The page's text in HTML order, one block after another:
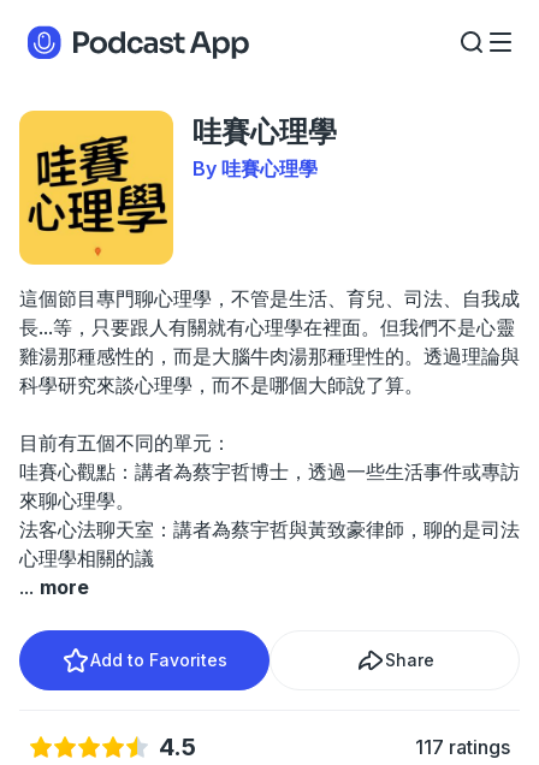
哇賽心理學
By 哇賽心理學
這個節目專門聊心理學，不管是生活、育兒、司法、自我成
長...等，只要跟人有關就有心理學在裡面。但我們不是心靈
雞湯那種感性的，而是大腦牛肉湯那種理性的。透過理論與
科學研究來談心理學，而不是哪個大師說了算。
目前有五個不同的單元：
哇賽心觀點：講者為蔡宇哲博士，透過一些生活事件或專訪
來聊心理學。
法客心法聊天室：講者為蔡宇哲與黃致豪律師，聊的是司法
心理學相關的議
... more
Add to Favorites Share
4.5 117 ratings